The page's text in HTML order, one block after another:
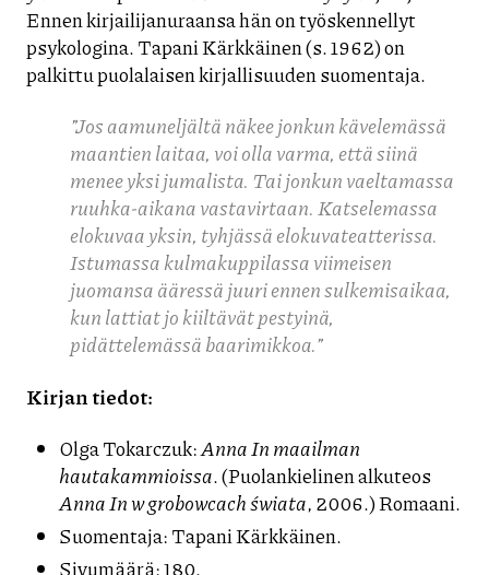
Ennen kirjailijanuraansa hän on työskennellyt
psykologina. Tapani Kärkkäinen (s. 1962) on
palkittu puolalaisen kirjallisuuden suomentaja.
”Jos aamuneljältä näkee jonkun kävelemässä
maantien laitaa, voiolla varma, että siinä
menee yksi jumalista. Tai jonkun vaeltamassa
ruuhka-aikana vastavirtaan. Katselemassa
elokuvaa yksin, tyhjässä elokuvateatterissa.
Istumassa kulmakuppilassa viimeisen
juomansa ääressä juuri ennen sulkemisaikaa,
kun lattiat jokiiltävät pestyinä,
pidättelemässä baarimikkoa.”
Kirjan tiedot:
Olga Tokarczuk:Anna In maailman
hautakammioissa. (Puolankielinen alkuteos
Anna In w grobowcach świata, 2006.) Romaani.
Suomentaja: Tapani Kärkkäinen.
Sivumäärä: 180.